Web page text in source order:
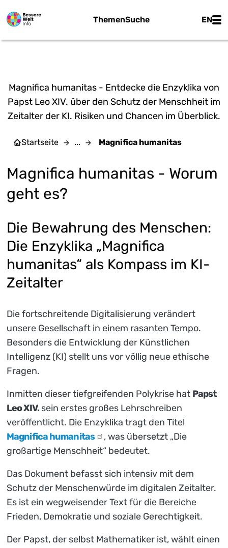
ThemenSuche EN
Magnifica humanitas - Entdecke die Enzyklika von
Papst Leo XIV. über den Schutz der Menschheit im
Zeitalter der KI. Risiken und Chancen im Überblick.
Startseite ... Magnifica humanitas
Magnifica humanitas - Worum
geht es?
Die Bewahrung des Menschen:
Die Enzyklika „Magnifica
humanitas“ als Kompass im KI-
Zeitalter
Die fortschreitende Digitalisierung verändert
unsere Gesellschaft in einem rasanten Tempo.
Besonders die Entwicklung der Künstlichen
Intelligenz (KI) stellt uns vor völlig neue ethische
Fragen.
Inmitten dieser tiefgreifenden Polykrise hat Papst
Leo XIV.sein erstes großes Lehrschreiben
veröffentlicht. Die Enzyklika tragt den Titel
Magnificahumanitas
, was übersetzt „Die
großartige Menschheit“ bedeutet.
Das Dokument befasst sich intensiv mit dem
Schutz der Menschenwürde im digitalen Zeitalter.
Es ist ein wegweisender Text für die Bereiche
Frieden, Demokratie und soziale Gerechtigkeit.
Der Papst, der selbst Mathematiker ist, wählt einen